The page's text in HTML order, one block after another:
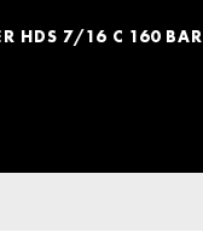
HDS 7/16 C 160 BAR